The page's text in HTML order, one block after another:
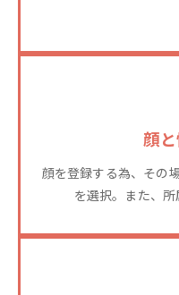
顔
顔を登録する為、その
を選択。また、所